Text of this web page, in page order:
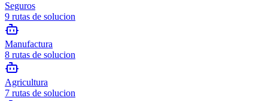
Seguros
9 rutas de solucion
Manufactura
8 rutas de solucion
Agricultura
7 rutas de solucion